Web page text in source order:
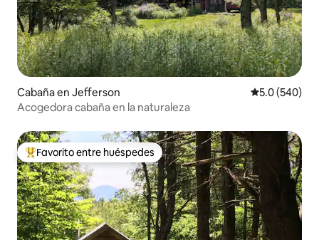
Cabaña en Jefferson Calificación
5.0 (540)
Acogedora cabaña en la naturaleza
Favorito entre huéspedes preferido
Favorito entre huéspedes